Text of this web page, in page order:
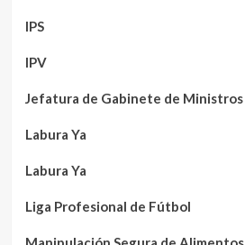
IPS
IPV
Jefatura de Gabinete de Ministros
Labura Ya
Labura Ya
Liga Profesional de Fútbol